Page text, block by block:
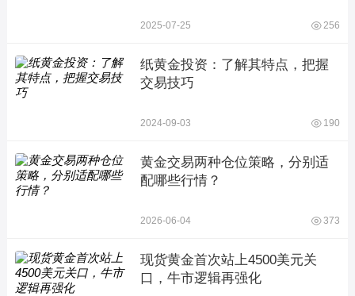
2025-07-25 256
纸黄金投资：了解其特点，把握
交易技巧
2024-09-03 190
黄金交易两种仓位策略，分别适
配哪些行情？
2026-06-04 373
现货黄金首次站上4500美元关
口，牛市逻辑再强化